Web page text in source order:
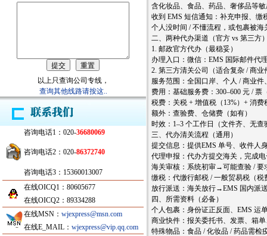
以上只查询公司专线，
查询其他线路请按这..
咨询电话1：020-36680069
咨询电话2：020-86372740
咨询电话3：15360013007
在线OICQ1：80605677
在线OICQ2：89334288
在线MSN： wjexpress@msn.com
在线E_MAIL： wjexpress@vip.qq.com
含化妆品、食品、药品、奢侈品等
收到 EMS 短信通知：补充申报、
个人没时间 / 不懂流程，或包裹被海
二、两种代办渠道（官方 vs 第三方
1. 邮政官方代办（最稳妥）
办理入口：微信：EMS 国际邮件代
2. 第三方清关公司（适合复杂 / 商
服务范围：全国口岸、个人 / 商业
费用：基础服务费：300–600 元 / 票
税费：关税 + 增值税（13%）+ 消费
额外：查验费、仓储费（如有）
时效：1–3 个工作日（文件齐、无
三、代办清关流程（通用）
提交信息：提供EMS 单号、收件人
代理申报：代办方提交海关，完成
海关审核：系统初审→可能查验 / 要
缴税：代缴行邮税 / 一般贸易税（税
放行派送：海关放行→EMS 国内派
四、所需资料（必备）
个人包裹：身份证正反面、EMS 运
商业快件：报关委托书、发票、箱
特殊物品：食品 / 化妆品 / 药品需检